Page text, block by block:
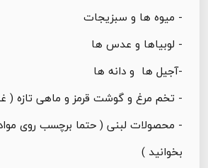
- میوه ها و سبزیجات
- لوبیاها و عدس ها
-آجیل ها و دانه ها
- تخم مرغ و گوشت قرمز و ماهی تازه (
- محصولات لبنی ( حتما برچسب روی مواد
بخوانید )